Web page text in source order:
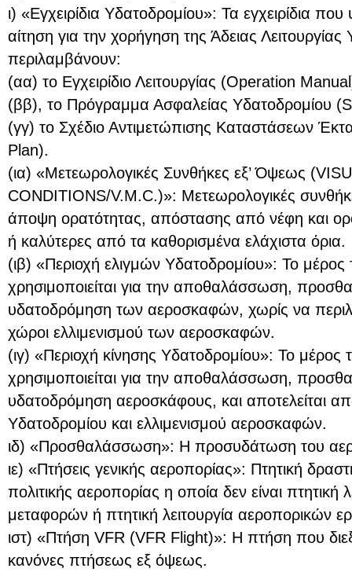
ι) «Εγχειρίδια Υδατοδρομίου»: Τα εγχειρίδια
αίτηση για την χορήγηση της Άδειας
περιλαμβάνουν:
(αα) το Εγχειρίδιο Λειτουργίας (Operation
(ββ), το Πρόγραμμα Ασφαλείας Υδατοδρομίου
(γγ) το Σχέδιο Αντιμετώπισης Καταστάσεων
Plan).
(ια) «Μετεωρολογικές Συνθήκες εξ’ Όψεως
CONDITIONS/V.M.C.)»: Μετεωρολογικές
άποψη ορατότητας, απόστασης από νέφη και
ή καλύτερες από τα καθορισμένα ελάχιστα όρια.
(ιβ) «Περιοχή ελιγμών Υδατοδρομίου»: Το
χρησιμοποιείται για την αποθαλάσσωση,
υδατοδρόμηση των αεροσκαφών, χωρίς να
χώροι ελλιμενισμού των αεροσκαφών.
(ιγ) «Περιοχή κίνησης Υδατοδρομίου»: Το
χρησιμοποιείται για την αποθαλάσσωση,
υδατοδρόμηση αεροσκάφους, και αποτελείται
Υδατοδρομίου και ελλιμενισμού αεροσκαφών.
ιδ) «Προσθαλάσσωση»: Η προσυδάτωση του
ιε) «Πτήσεις γενικής αεροπορίας»: Πτητική
πολιτικής αεροπορίας η οποία δεν είναι πτητική
μεταφορών ή πτητική λειτουργία αεροπορικών
ιστ) «Πτήση VFR (VFR Flight)»: Η πτήση που
κανόνες πτήσεως εξ όψεως.